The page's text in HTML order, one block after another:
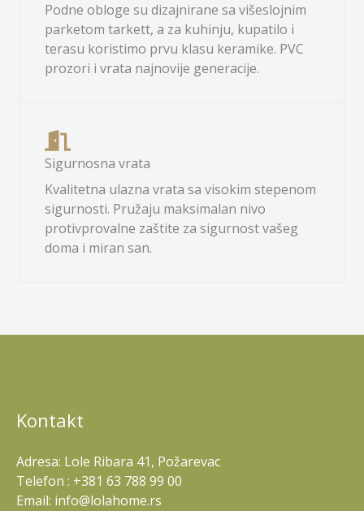
Podne obloge su dizajnirane sa višeslojnim
parketom tarkett, a za kuhinju, kupatilo i
terasu koristimo prvu klasu keramike. PVC
prozori i vrata najnovije generacije.
Sigurnosna vrata
Kvalitetna ulazna vrata sa visokim stepenom
sigurnosti. Pružaju maksimalan nivo
protivprovalne zaštite za sigurnost vašeg
doma i miran san.
Kontakt
Adresa: Lole Ribara 41, Požarevac
Telefon : +381 63 788 99 00
Email: info@lolahome.rs